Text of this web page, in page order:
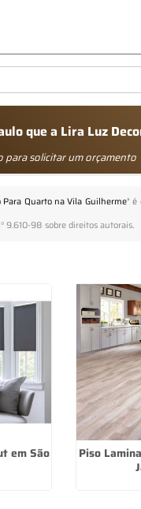
que a Lira Luz
para solicitar um orçamento
Para Quarto na Vila Guilherme" é
9.610-98 sobre direitos autorais.
em São
Piso